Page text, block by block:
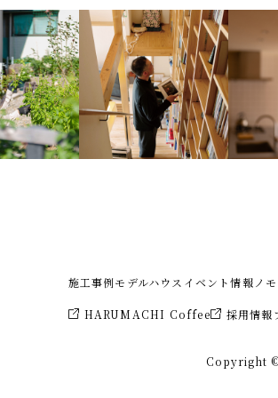
施工事例モデルハウス イベント情報 ノ
HARUMACHI Coffee 採用情報
Copyright